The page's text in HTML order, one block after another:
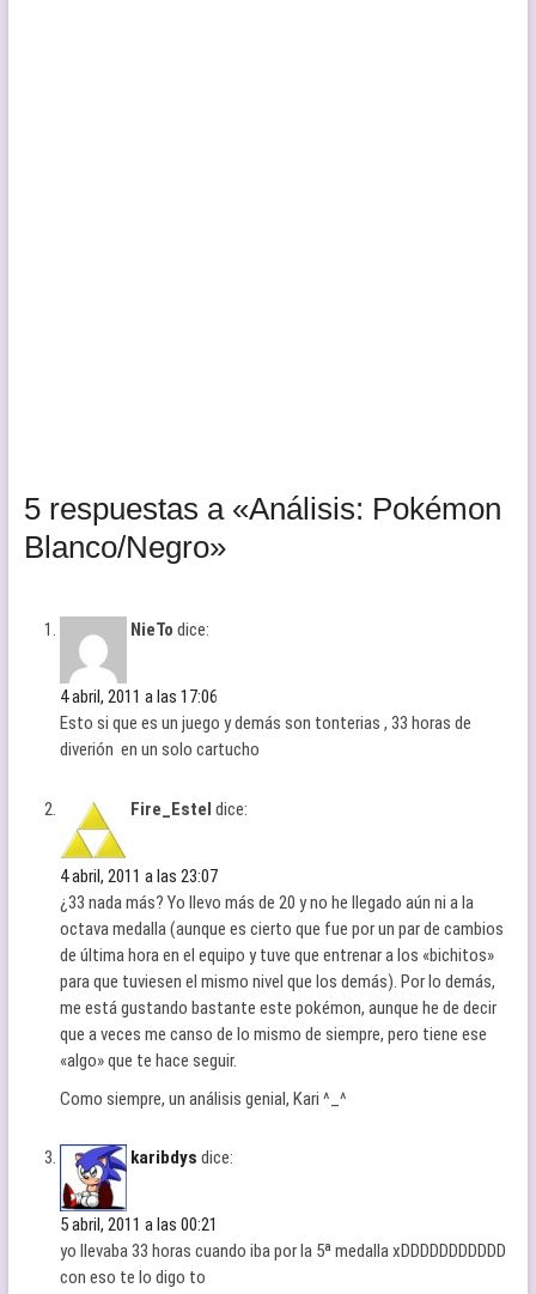
5 respuestas a «Análisis: Pokémon
Blanco/Negro»
NieTo dice:
4 abril, 2011 a las 17:06
Esto si que es un juego y demás son tonterias , 33 horas de
diverión en un solo cartucho
Fire_Estel dice:
4 abril, 2011 a las 23:07
¿33 nada más? Yo llevo más de 20 y no he llegado aún ni a la
octava medalla (aunque es cierto que fue por un par de cambios
de última hora en el equipo y tuve que entrenar a los «bichitos»
para que tuviesen el mismo nivel que los demás). Por lo demás,
me está gustando bastante este pokémon, aunque he de decir
que a veces me canso de lo mismo de siempre, pero tiene ese
«algo» que te hace seguir.
Como siempre, un análisis genial, Kari ^_^
karibdys dice:
5 abril, 2011 a las 00:21
yo llevaba 33 horas cuando iba por la 5ª medalla xDDDDDDDDDDD
con eso te lo digo to